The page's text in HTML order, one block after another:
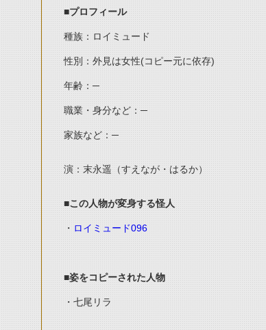
■プロフィール
種族：ロイミュード
性別：外見は女性(コピー元に依存)
年齢：─
職業・身分など：─
家族など：─
演：末永遥（すえなが・はるか）
■この人物が変身する怪人
・ ロイミュード096
■姿をコピーされた人物
・七尾リラ